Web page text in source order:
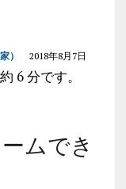
） 2018年8月7日
6 分です。
ムでき